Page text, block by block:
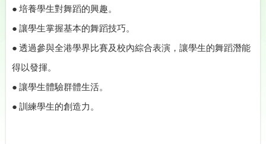
● 培養學生對舞蹈的興趣。
● 讓學生掌握基本的舞蹈技巧。
● 透過參與全港學界比賽及校內綜合表演，讓學生的舞蹈潛能
得以發揮。
● 讓學生體驗群體生活。
● 訓練學生的創造力。